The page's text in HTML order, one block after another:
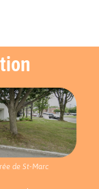
de St-Marc